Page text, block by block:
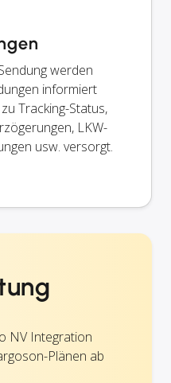
werden
informiert
Tracking-Status,
LKW-
usw. versorgt.
NV Integration
Plänen ab